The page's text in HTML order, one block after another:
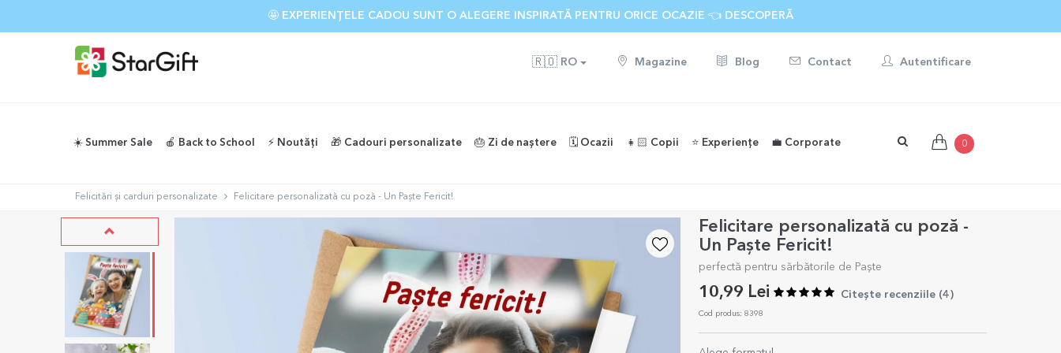
🤩 EXPERIENȚELE CADOU SUNT O ALEGERE INSPIRATĂ PENTRU ORICE OCAZIE 👈 DESCOPERĂ
🇷🇴 RO Magazine Blog Contact Autentificare
☀️ Summer Sale 🍎 Back to School ⚡️ Noutăți 🎁 Cadouri personalizate 🎂 Zi de naștere 🗓️ Ocazii 👧🏻 Copii ⭐️ Experiențe 💼 Corporate 0
Felicitări și carduri personalizate Felicitare personalizată cu poză - Un Paște Fericit!
Felicitare personalizată cu poză -
Un Paște Fericit!
perfectă pentru sărbătorile de Paște
10,99 Lei Citește recenziile (4)
Cod produs: 8398